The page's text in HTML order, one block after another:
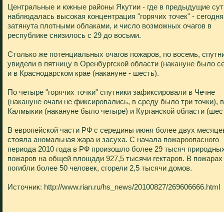
Центральные и южные районы Якутии - где в предыдущие
наблюдалась высокая концентрация "горячих точек" - сегодня
затянута плотными облаками, и число возможных очагов в
республике снизилось с 29 до восьми.
Столько же потенциальных очагов пожаров, по восемь,
увидели в пятницу в Оренбургской области (накануне было
и в Краснодарском крае (накануне - шесть).
По четыре "горячих точки" спутники зафиксировали в Чечне
(накануне очаги не фиксировались, в среду было три точки), в
Калмыкии (накануне было четыре) и Курганской области
В европейской части РФ с середины июня более двух
стояла аномальная жара и засуха. С начала пожароопасного
периода 2010 года в РФ произошло более 29 тысяч
пожаров на общей площади 927,5 тысячи гектаров. В пожарах
погибли более 50 человек, сгорели 2,5 тысячи домов.
Источник: http://www.rian.ru/hs_news/20100827/269606666.html